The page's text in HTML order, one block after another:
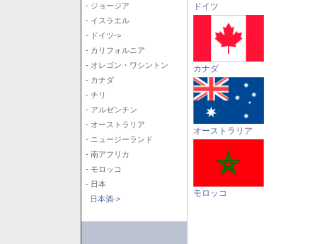
- ジョージア
- イスラエル
- ドイツ->
- カリフォルニア
- オレゴン・ワシントン
- カナダ
- チリ
- アルゼンチン
- オーストラリア
- ニュージーランド
- 南アフリカ
- モロッコ
- 日本
日本酒->
ドイツ
カナダ
オーストラリア
モロッコ